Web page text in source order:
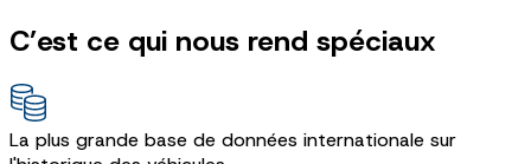
C’est ce qui nous rend spéciaux
La plus grande base de données internationale sur